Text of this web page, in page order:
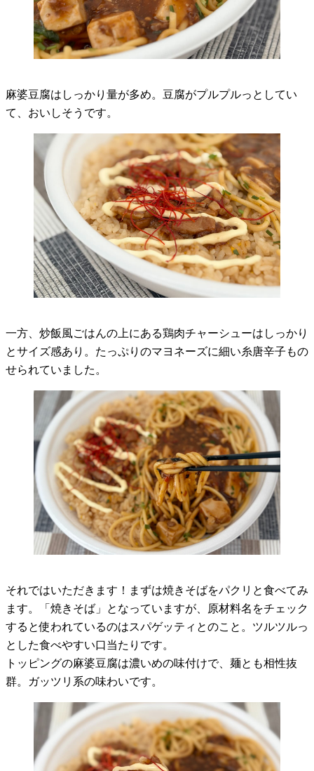
麻婆豆腐はしっかり量が多め。豆腐がプルプルっとしてい
て、おいしそうです。
一方、炒飯風ごはんの上にある鶏肉チャーシューはしっかり
とサイズ感あり。たっぷりのマヨネーズに細い糸唐辛子もの
せられていました。
それではいただきます！まずは焼きそばをパクリと食べてみ
ます。「焼きそば」となっていますが、原材料名をチェック
すると使われているのはスパゲッティとのこと。ツルツルっ
とした食べやすい口当たりです。
トッピングの麻婆豆腐は濃いめの味付けで、麺とも相性抜
群。ガッツリ系の味わいです。